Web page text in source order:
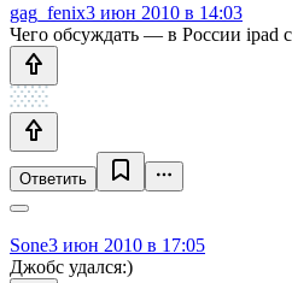
gag_fenix3 июн 2010 в 14:03
Чего обсуждать — в России ipad
Ответить
Sone3 июн 2010 в 17:05
Джобс удался:)